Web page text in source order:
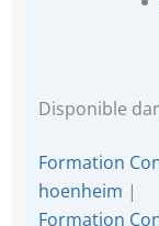
Disponible
Formation
hoenheim |
Formation